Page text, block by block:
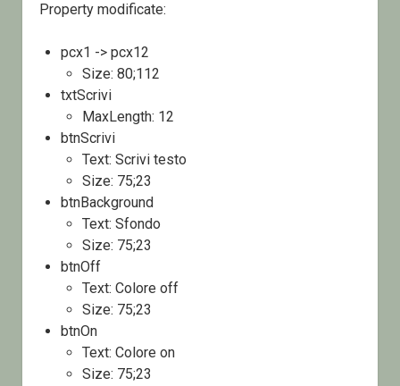
Property modificate:
pcx1 -> pcx12
Size: 80;112
txtScrivi
MaxLength: 12
btnScrivi
Text: Scrivi testo
Size: 75;23
btnBackground
Text: Sfondo
Size: 75;23
btnOff
Text: Colore off
Size: 75;23
btnOn
Text: Colore on
Size: 75;23